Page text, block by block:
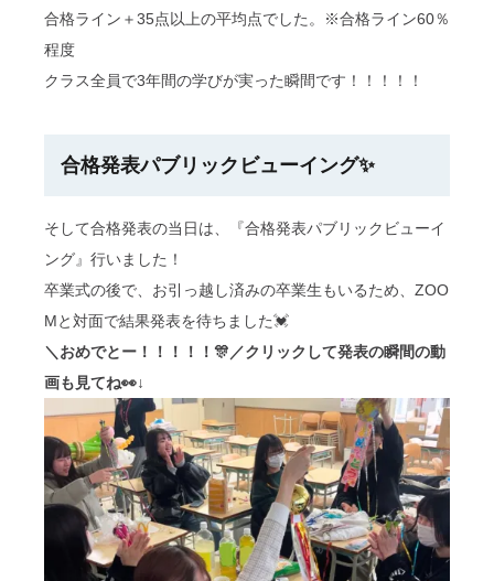
合格ライン＋35点以上の平均点でした。※合格ライン60％
程度
クラス全員で3年間の学びが実った瞬間です！！！！！
合格発表パブリックビューイング✨
そして合格発表の当日は、『合格発表パブリックビューイ
ング』行いました！
卒業式の後で、お引っ越し済みの卒業生もいるため、ZOO
Mと対面で結果発表を待ちました💓
＼おめでとー！！！！！🎊／クリックして発表の瞬間の動
画も見てね👀↓